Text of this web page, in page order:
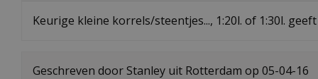
Keurige kleine korrels/steentjes..., 1:20l. of 1:30l.
Geschreven doorStanley uit Rotterdam op 05-04-16